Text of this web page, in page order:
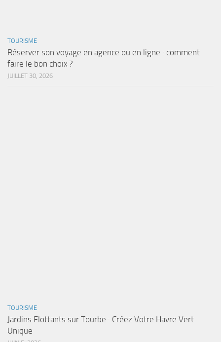
TOURISME
Réserver son voyage en agence ou en ligne : comment
faire le bon choix ?
JUILLET 30, 2026
TOURISME
Jardins Flottants sur Tourbe : Créez Votre Havre Vert
Unique